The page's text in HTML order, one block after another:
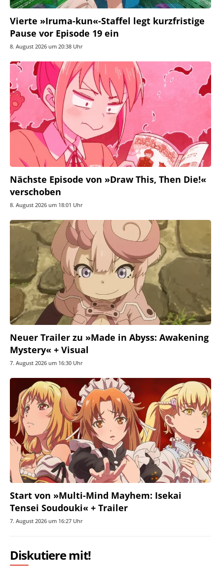
Vierte »Iruma-kun«-Staffel legt kurzfristige
Pause vor Episode 19 ein
8. August 2026 um 20:38 Uhr
Nächste Episode von »Draw This, Then Die!«
verschoben
8. August 2026 um 18:01 Uhr
Neuer Trailer zu »Made in Abyss: Awakening
Mystery« + Visual
7. August 2026 um 16:30 Uhr
Start von »Multi-Mind Mayhem: Isekai
Tensei Soudouki« + Trailer
7. August 2026 um 16:27 Uhr
Diskutiere mit!